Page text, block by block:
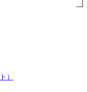
）